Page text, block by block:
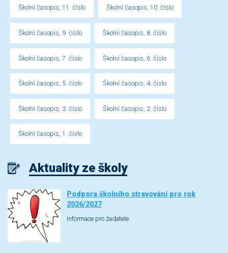
Školní časopis, 11. číslo Školní časopis, 10. číslo
Školní časopis, 9. číslo Školní časopis, 8. číslo
Školní časopis, 7. číslo Školní časopis, 6. číslo
Školní časopis, 5. číslo Školní časopis, 4. číslo
Školní časopis, 3. číslo Školní časopis, 2. číslo
Školní časopis, 1. číslo
Aktuality ze školy
Podpora školního stravování pro rok
2026/2027
Informace pro žadatele.